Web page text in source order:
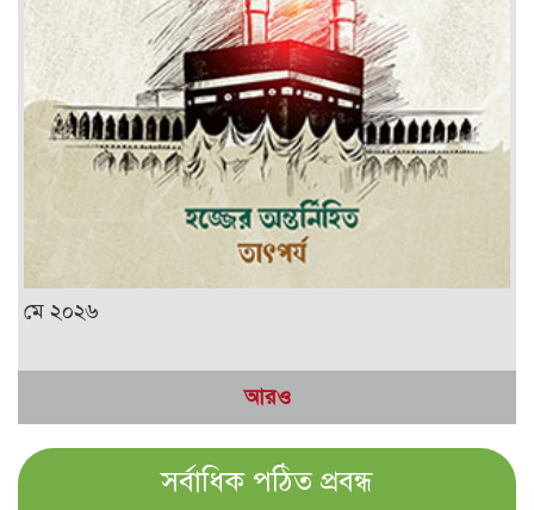
মে ২০২৬
আরও
সর্বাধিক পঠিত প্রবন্ধ